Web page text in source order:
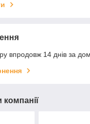
впродовж 14 днів за
компанії